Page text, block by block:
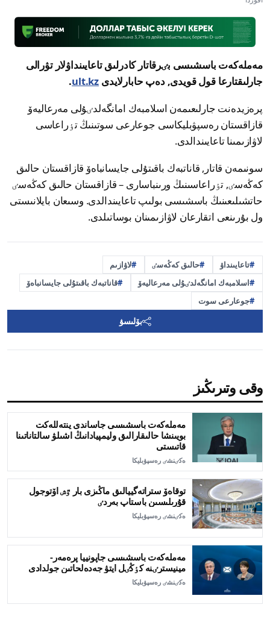
مەملەكەت باسشىسى بٸرقاتار كادرلىق تاعايىنداۋلار تۋرالى
جارلىقتارعا قول قويدى, دەپ حابارلايدى ult.kz
.
پرەزيدەنت جارلىعىمەن اسلامبەك امانگەلدٸۇلى مەرعاليەۆ
قازاقستان رەسپۋبليكاسى جوعارعى سوتىنىڭ تٶراعاسى
لاۋازىمىنا تاعايىندالدى.
سونىمەن قاتار, قاناتبەك باقىتۇلى جايسانباەۆ قازاقستان حالىق
كەڭەسٸ, تٶراعاسىنىڭ ورىنباسارى – قازاقستان حالىق كەڭەسٸ
حاتشىلىعىنىڭ باسشىسى بولىپ تاعايىندالدى. وسىعان بايلانىستى
ول بۇرىنعى اتقارعان لاۋازىمىنان بوساتىلدى.
تاعايىنداۋ حالىق كەڭەسٸ
لاۋازىم
اسلامبەك امانگەلدٸۇلى مەرعاليەۆ
قاناتبەك باقىتۇلى جايسانباەۆ
جوعارعى سوت
بۆلىسۋ
وقى وتىرىڭىز
مەملەكەت باسشىسى جاساندى ينتەللەكت
بويىنشا حالىقارالىق وليمپيادانىڭ اشىلۋ سالتاناتىنا
قاتىستى
ەكٸنشٸ رەسپۋبليكا
توقاەۆ ستراتەگييالىق ماڭىزى بار ٷش اۆتوجول
قۇرىلىسىن باستاپ بەردٸ
ەكٸنشٸ رەسپۋبليكا
مەملەكەت باسشىسى جاپونييا پرەمەر-
مينيسترٸنە كٶڭٸل ايتۋ جەدەلحاتىن جولدادى
ەكٸنشٸ رەسپۋبليكا